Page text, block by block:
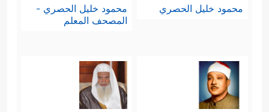
محمود خليل الحصري
محمود خليل الحصري -
المصحف المعلم